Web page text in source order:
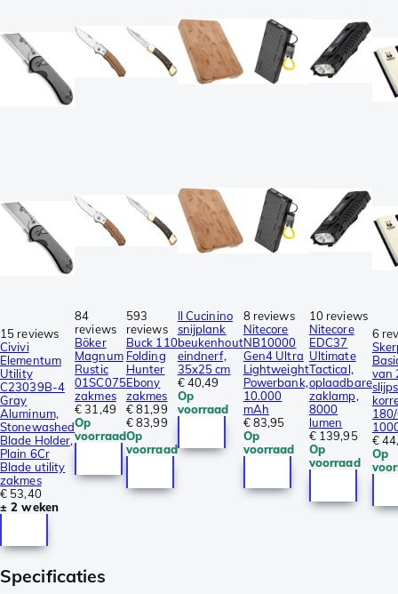
15 reviews
Civivi
Elementum
Utility
C23039B-4
Gray
Aluminum,
Stonewashed
Blade Holder,
Plain 6Cr
Blade utility
zakmes
€ 53,40
± 2 weken
84
reviews
Böker
Magnum
Rustic
01SC075
zakmes
€ 31,49
Op
voorraad
593
reviews
Buck 110
Folding
Hunter
Ebony
zakmes
€ 81,99
€ 83,99
Op
voorraad
Il Cucinino
snijplank
beukenhout
eindnerf,
35x25 cm
€ 40,49
Op
voorraad
8 reviews
Nitecore
NB10000
Gen4 Ultra
Lightweight
Powerbank,
10.000
mAh
€ 83,95
Op
voorraad
10 reviews
Nitecore
EDC37
Ultimate
Tactical,
oplaadbare
zaklamp,
8000
lumen
€ 139,95
Op
voorraad
6
van
€
Op
Specificaties